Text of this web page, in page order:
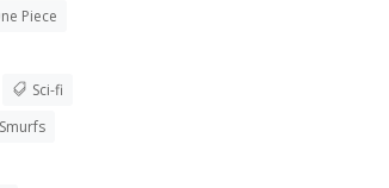
Piece
Sci-fi
Smurfs